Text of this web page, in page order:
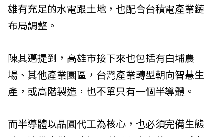
雄有充足的水電跟土地，也配合台積電產業鏈
布局調整。
陳其邁提到，高雄市接下來也包括有白埔農
場、其他產業園區，台灣產業轉型朝向智慧生
產，或高階製造，也不單只有一個半導體。
而半導體以晶圓代工為核心，也必須完備生態